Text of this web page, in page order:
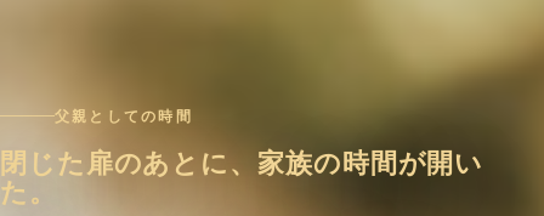
父親としての時間
閉じた扉のあとに、家族の時間が開い
た。